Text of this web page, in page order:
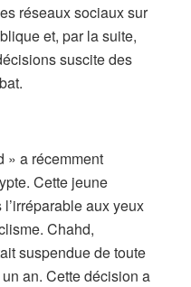
réseaux sociaux sur
et, par la suite,
suscite des
» a récemment
Cette jeune
aux yeux
Chahd,
suspendue de toute
an. Cette décision a